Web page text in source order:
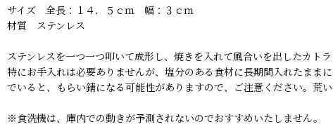
サイズ 全長：１４．５ｃｍ 幅：３ｃｍ
材質 ステンレス
ステンレスを一つ一つ叩いて成形し、焼きを入れて風合いを出したカトラ
特にお手入れは必要ありませんが、塩分のある食材に長期間入れたまま
でいると、もらい錆になる可能性がありますので、ご注意ください。荒
※食洗機は、庫内での動きが予測されないのでおすすめいたしません。